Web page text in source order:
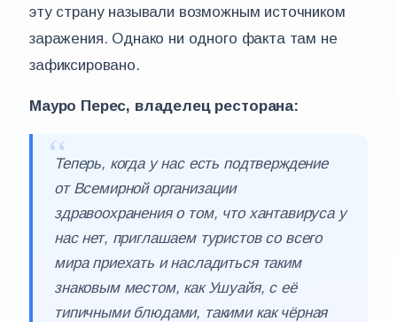
эту страну называли возможным источником
заражения. Однако ни одного факта там не
зафиксировано.
Мауро Перес, владелец ресторана:
Теперь, когда у нас есть подтверждение
от Всемирной организации
здравоохранения о том, что хантавируса у
нас нет, приглашаем туристов со всего
мира приехать и насладиться таким
знаковым местом, как Ушуайя, с её
типичными блюдами, такими как чёрная